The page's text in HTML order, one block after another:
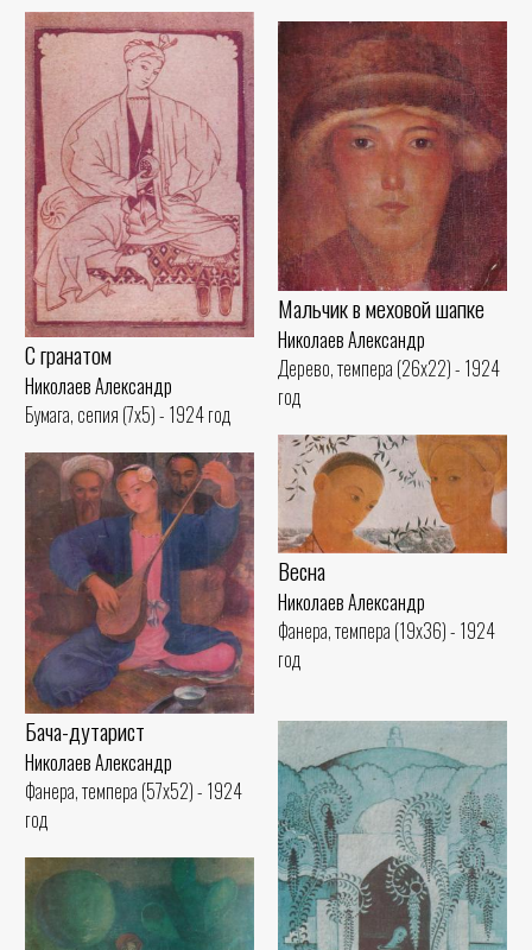
С гранатом
Николаев Александр
Бумага, сепия (7x5) - 1924 год
Мальчик в меховой шапке
Николаев Александр
Дерево, темпера (26x22) - 1924
год
Весна
Николаев Александр
Фанера, темпера (19x36) - 1924
год
Бача-дутарист
Николаев Александр
Фанера, темпера (57x52) - 1924
год